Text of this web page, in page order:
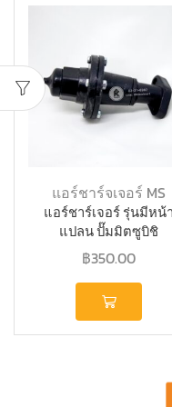
แอร์ชาร์จเจอร์ MS
แอร์ชาร์เจอร์ รุ่นมีหน้า
แปลน ปั๊มมิตซูบิชิ
MITSUBISHI
฿350.00